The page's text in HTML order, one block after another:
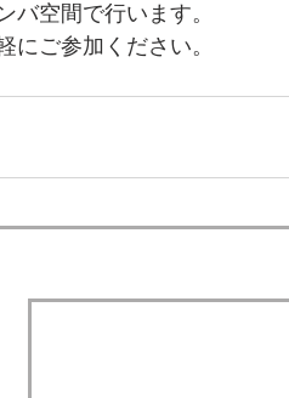
バ空間で行います。
にご参加ください。
者